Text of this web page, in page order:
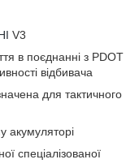
V3
в поєднанні з PDOT
відбивача
для тактичного
акумуляторі
спеціалізованої